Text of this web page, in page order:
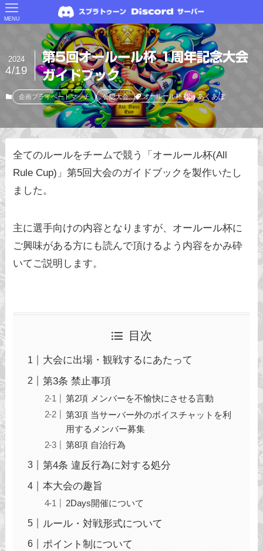
MENU
第5回オールール杯 1周年記念大会
ガイドブック
2024
4/19
企画プライベートマッチ 公認大会 オールール杯 あくあぽ
全てのルールをチームで競う「オールール杯(All
Rule Cup)」第5回大会のガイドブックを製作いたし
ました。
主に選手向けの内容となりますが、オールール杯に
ご興味がある方にも読んで頂けるよう内容をかみ砕
いてご説明します。
目次
大会に出場・観戦するにあたって
第3条 禁止事項
第2項 メンバーを不愉快にさせる言動
第3項 当サーバー外のボイスチャットを利
用するメンバー募集
第8項 自治行為
第4条 違反行為に対する処分
本大会の趣旨
2Days開催について
ルール・対戦形式について
ポイント制について